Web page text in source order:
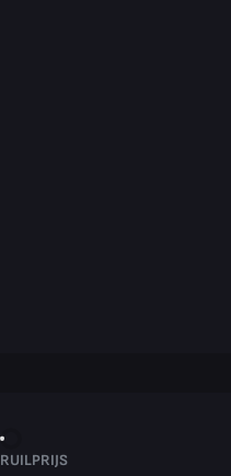
RUILPRIJS